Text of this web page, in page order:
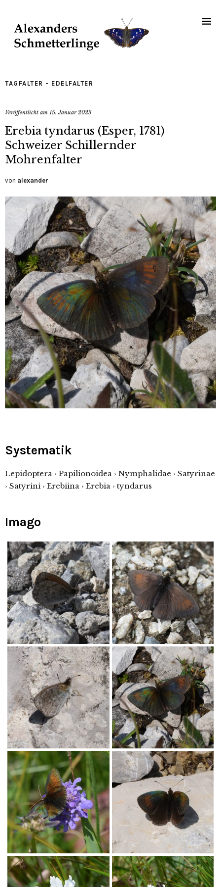
TAGFALTER - EDELFALTER
Veröffentlicht am 15. Januar 2023
Erebia tyndarus (Esper, 1781)
Schweizer Schillernder
Mohrenfalter
von alexander
Systematik
Lepidoptera › Papilionoidea › Nymphalidae › Satyrinae
› Satyrini › Erebiina › Erebia › tyndarus
Imago